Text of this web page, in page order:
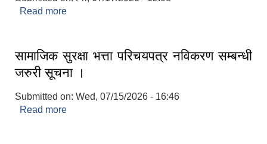
Read more
सामाजिक सुरक्षा भत्ता परिचयपत्र नविकरण सम्बन्धी
जरुरी सूचना ।
Submitted on: Wed, 07/15/2026 - 16:46
Read more